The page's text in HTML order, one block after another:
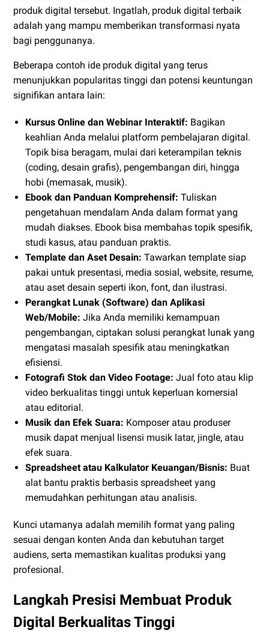
produk digital tersebut. Ingatlah, produk digital terbaik
adalah yang mampu memberikan transformasi nyata
bagi penggunanya.
Beberapa contoh ide produk digital yang terus
menunjukkan popularitas tinggi dan potensi keuntungan
signifikan antara lain:
Kursus Online dan Webinar Interaktif: Bagikan
keahlian Anda melalui platform pembelajaran digital.
Topik bisa beragam, mulai dari keterampilan teknis
(coding, desain grafis), pengembangan diri, hingga
hobi (memasak, musik).
Ebook dan Panduan Komprehensif: Tuliskan
pengetahuan mendalam Anda dalam format yang
mudah diakses. Ebook bisa membahas topik spesifik,
studi kasus, atau panduan praktis.
Template dan Aset Desain: Tawarkan template siap
pakai untuk presentasi, media sosial, website, resume,
atau aset desain seperti ikon, font, dan ilustrasi.
Perangkat Lunak (Software) dan Aplikasi
Web/Mobile: Jika Anda memiliki kemampuan
pengembangan, ciptakan solusi perangkat lunak yang
mengatasi masalah spesifik atau meningkatkan
efisiensi.
Fotografi Stok dan Video Footage: Jual foto atau klip
video berkualitas tinggi untuk keperluan komersial
atau editorial.
Musik dan Efek Suara: Komposer atau produser
musik dapat menjual lisensi musik latar, jingle, atau
efek suara.
Spreadsheet atau Kalkulator Keuangan/Bisnis: Buat
alat bantu praktis berbasis spreadsheet yang
memudahkan perhitungan atau analisis.
Kunci utamanya adalah memilih format yang paling
sesuai dengan konten Anda dan kebutuhan target
audiens, serta memastikan kualitas produksi yang
profesional.
Langkah Presisi Membuat Produk
Digital Berkualitas Tinggi